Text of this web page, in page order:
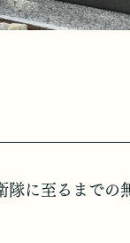
に至るまでの